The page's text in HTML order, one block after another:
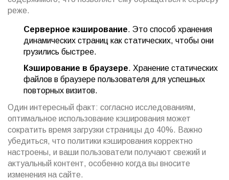
реже.
Серверное кэширование. Это способ хранения
динамических страниц как статических, чтобы они
грузились быстрее.
Кэширование в браузере. Хранение статических
файлов в браузере пользователя для успешных
повторных визитов.
Один интересный факт: согласно исследованиям,
оптимальное использование кэширования может
сократить время загрузки страницы до 40%. Важно
убедиться, что политики кэширования корректно
настроены, и ваши пользователи получают свежий и
актуальный контент, особенно когда вы вносите
изменения на сайте.